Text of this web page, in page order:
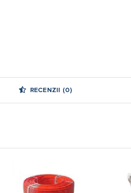
RECENZII (0)